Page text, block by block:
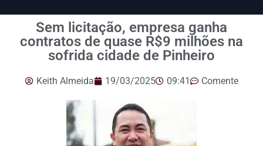
Sem licitação, empresa ganha
contratos de quase R$9 milhões na
sofrida cidade de Pinheiro
Keith Almeida 19/03/2025 09:41 Comente